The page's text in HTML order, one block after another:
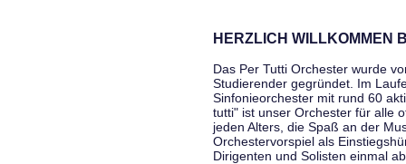
HERZLICH WILLKOMMEN
Das Per Tutti Orchester wurde
Studierender gegründet. Im
Sinfonieorchester mit rund 60
tutti" ist unser Orchester für alle
jeden Alters, die Spaß an der
Orchestervorspiel als
Dirigenten und Solisten einmal